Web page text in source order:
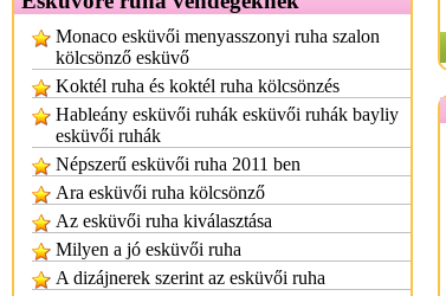
Monaco esküvői menyasszonyi ruha szalon
kölcsönző esküvő
Koktél ruha és koktél ruha kölcsönzés
Hableány esküvői ruhák esküvői ruhák bayliy
esküvői ruhák
Népszerű esküvői ruha 2011 ben
Ara esküvői ruha kölcsönző
Az esküvői ruha kiválasztása
Milyen a jó esküvői ruha
A dizájnerek szerint az esküvői ruha